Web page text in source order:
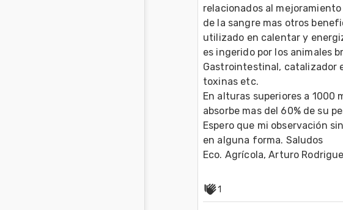
relacionados al
de la sangre mas otros
utilizado en calentar y
es ingerido por los animales
Gastrointestinal, catalizador
toxinas etc.
En alturas superiores a 1000
absorbe mas del 60% de su
Espero que mi observación
en alguna forma. Saludos
Eco. Agrícola, Arturo
1